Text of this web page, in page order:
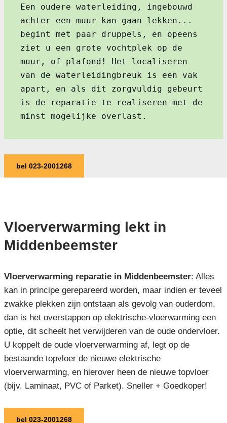
Een oudere waterleiding, ingebouwd
achter een muur kan gaan lekken...
begint met paar druppels, en opeens
ziet u een grote vochtplek op de
muur, of plafond! Het localiseren
van de waterleidingbreuk is een vak
apart, en als dit zorgvuldig gebeurt
is de reparatie te realiseren met de
minst mogelijke overlast.
bel 023-2001268
Vloerverwarming lekt in
Middenbeemster
Vloerverwarming reparatie in Middenbeemster: Alles
kan in principe gerepareerd worden, maar indien er teveel
zwakke plekken zijn ontstaan als gevolg van ouderdom,
dan is het overstappen op elektrische-vloerwarming een
optie, dit scheelt het verwijderen van de oude ondervloer.
U koppelt de oude vloerverwarming af, legt op de
bestaande topvloer de nieuwe elektrische
vloerverwarming, en hierover heen de nieuwe topvloer
(bijv. Laminaat, PVC of Parket). Sneller + Goedkoper!
bel 023-2001268